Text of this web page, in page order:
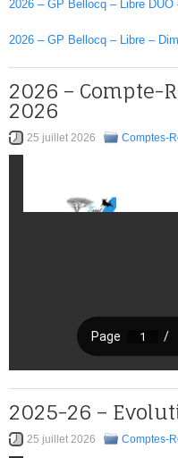
2026 – GP Bellocq – Libre DUO
2026 – GP Bellocq – Libre –
2026 – Compte-
2026
25 juillet 2026 Comptes-
2025-26 –
25 juillet 2026 Comptes-